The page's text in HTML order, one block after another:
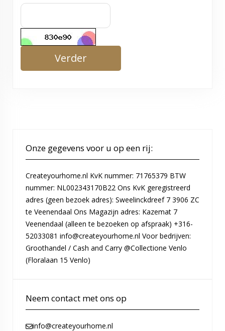
Verder
Onze gegevens voor u op een rij:
Createyourhome.nl KvK nummer: 71765379 BTW
nummer: NL002343170B22 Ons KvK geregistreerd
adres (geen bezoek adres): Sweelinckdreef 7 3906 ZC
te Veenendaal Ons Magazijn adres: Kazemat 7
Veenendaal (alleen te bezoeken op afspraak) +316-
52033081 info@createyourhome.nl Voor bedrijven:
Groothandel / Cash and Carry @Collectione Venlo
(Floralaan 15 Venlo)
Neem contact met ons op
info@createyourhome.nl